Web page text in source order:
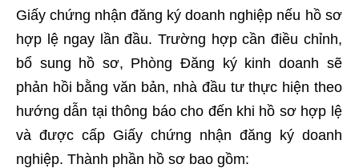
Giấy chứng nhận đăng ký doanh nghiệp nếu hồ sơ
hợp lệ ngay lần đầu. Trường hợp cần điều chỉnh,
bổ sung hồ sơ, Phòng Đăng ký kinh doanh sẽ
phản hồi bằng văn bản, nhà đầu tư thực hiện theo
hướng dẫn tại thông báo cho đến khi hồ sơ hợp lệ
và được cấp Giấy chứng nhận đăng ký doanh
nghiệp. Thành phần hồ sơ bao gồm: